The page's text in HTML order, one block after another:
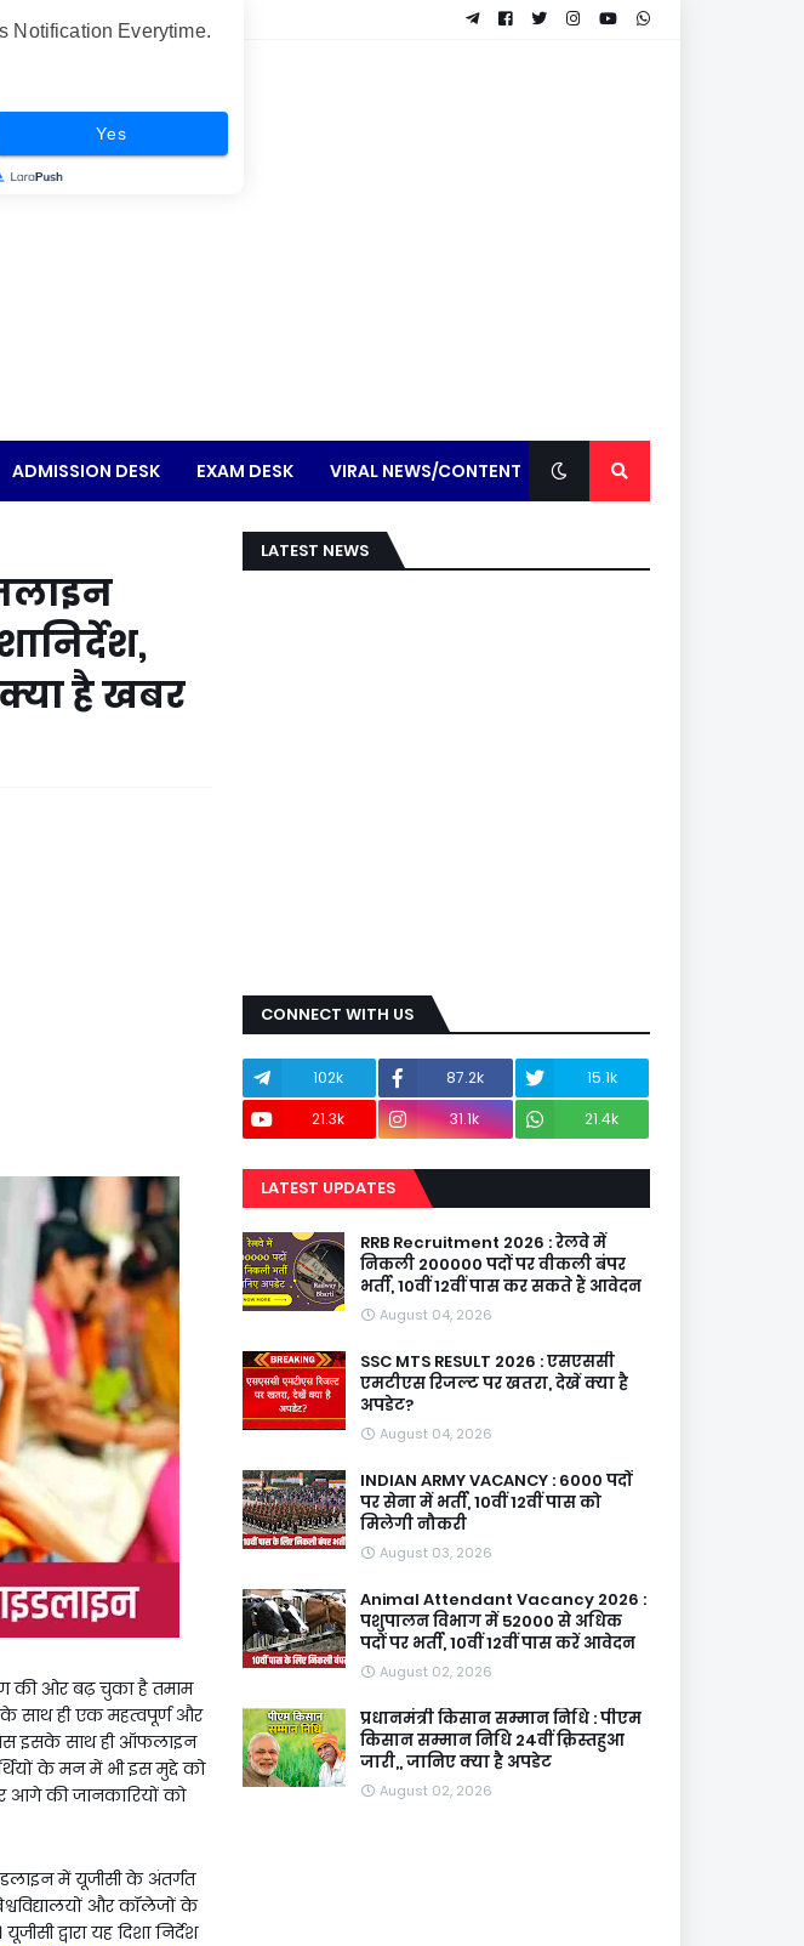
ADMISSION DESK EXAM DESK VIRAL NEWS/CONTENT
है खबर
की ओर बढ़ चुका है तमाम
के साथ ही एक महत्वपूर्ण और
इसके साथ ही ऑफलाइन
के मन में भी इस मुद्दे को
आगे की जानकारियों को
में यूजीसी के अंतर्गत
और कॉलेजों के
द्वारा यह दिशा निर्देश
LATEST NEWS
CONNECT WITH US
102k 87.2k
15.1k
21.3k
31.1k 21.4k
LATEST UPDATES
RRB Recruitment 2026 : रेलवे में
निकली 200000 पदों पर वीकली बंपर
भर्ती, 10वीं 12वीं पास कर सकते हैं आवेदन
August 04, 2026
SSC MTS RESULT 2026 : एसएससी
एमटीएस रिजल्ट पर खतरा, देखें क्या है
अपडेट?
August 04, 2026
INDIAN ARMY VACANCY : 6000 पदों
पर सेना में भर्ती, 10वीं 12वीं पास को
मिलेगी नौकरी
August 03, 2026
Animal Attendant Vacancy 2026 :
पशुपालन विभाग में 52000 से अधिक
पदों पर भर्ती, 10वीं 12वीं पास करें आवेदन
August 02, 2026
प्रधानमंत्री किसान सम्मान निधि : पीएम
किसान सम्मान निधि 24वीं क़िस्तहुआ
जारी,, जानिए क्या है अपडेट
August 02, 2026
Notification Everytime.
Yes